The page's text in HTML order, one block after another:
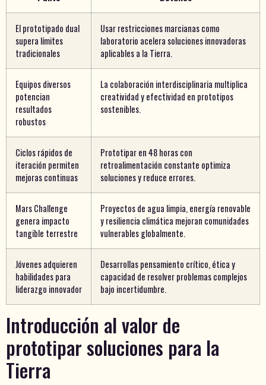
El prototipado dual
supera límites
tradicionales
Usar restricciones marcianas como
laboratorio acelera soluciones innovadoras
aplicables a la Tierra.
Equipos diversos
potencian
resultados
robustos
La colaboración interdisciplinaria multiplica
creatividad y efectividad en prototipos
sostenibles.
Ciclos rápidos de
iteración permiten
mejoras continuas
Prototipar en 48 horas con
retroalimentación constante optimiza
soluciones y reduce errores.
Mars Challenge
genera impacto
tangible terrestre
Proyectos de agua limpia, energía renovable
y resiliencia climática mejoran comunidades
vulnerables globalmente.
Jóvenes adquieren
habilidades para
liderazgo innovador
Desarrollas pensamiento crítico, ética y
capacidad de resolver problemas complejos
bajo incertidumbre.
Introducción al valor de
prototipar soluciones para la
Tierra